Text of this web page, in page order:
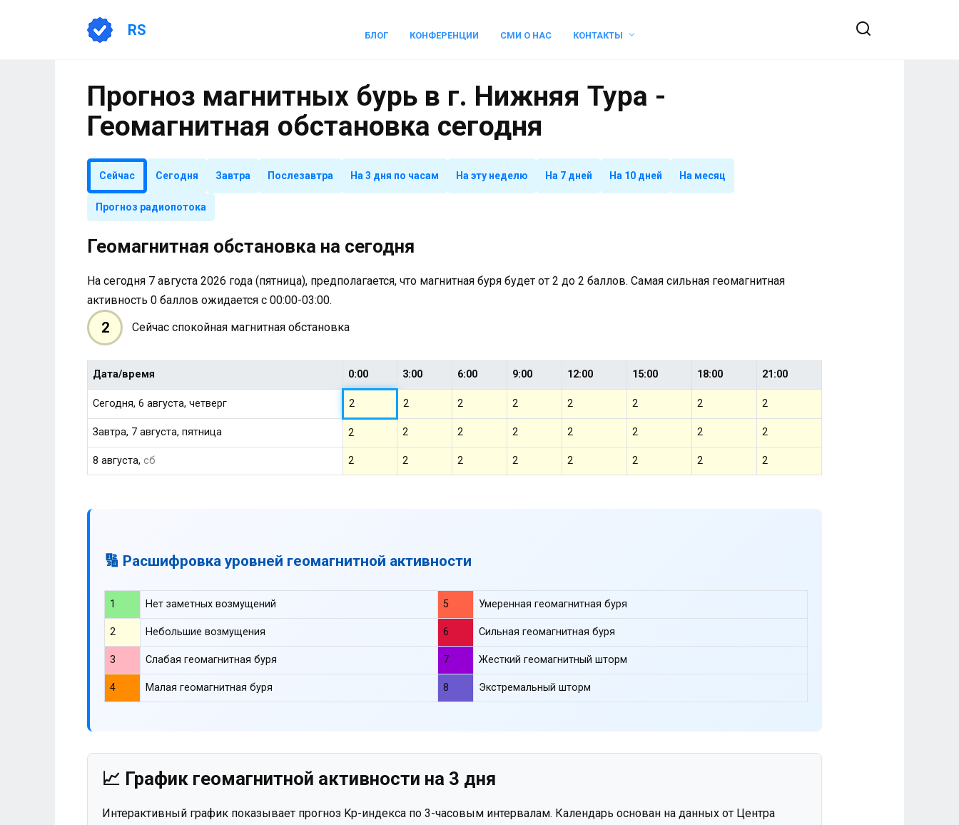
RS БЛОГ КОНФЕРЕНЦИИ СМИ О НАС КОНТАКТЫ
Прогноз магнитных бурь в г. Нижняя Тура -
Геомагнитная обстановка сегодня
Сейчас Сегодня Завтра Послезавтра На 3 дня по часам На эту неделю На 7 дней На 10 дней На месяц
Прогноз радиопотока
Геомагнитная обстановка на сегодня
На сегодня 7 августа 2026 года (пятница), предполагается, что магнитная буря будет от 2 до 2 баллов. Самая сильная геомагнитная
активность 0 баллов ожидается с 00:00-03:00.
2 Сейчас спокойная магнитная обстановка
Дата/время 0:00 3:00 6:00 9:00 12:00 15:00 18:00 21:00
Сегодня, 6 августа, четверг 2 2 2 2 2 2 2 2
Завтра, 7 августа, пятница 2 2 2 2 2 2 2 2
8 августа, сб 2 2 2 2 2 2 2 2
🔢 Расшифровка уровней геомагнитной активности
1 Нет заметных возмущений 5 Умеренная геомагнитная буря
2 Небольшие возмущения 6 Сильная геомагнитная буря
3 Слабая геомагнитная буря 7 Жесткий геомагнитный шторм
4 Малая геомагнитная буря 8 Экстремальный шторм
📈 График геомагнитной активности на 3 дня
Интерактивный график показывает прогноз Kp-индекса по 3-часовым интервалам. Календарь основан на данных от Центра